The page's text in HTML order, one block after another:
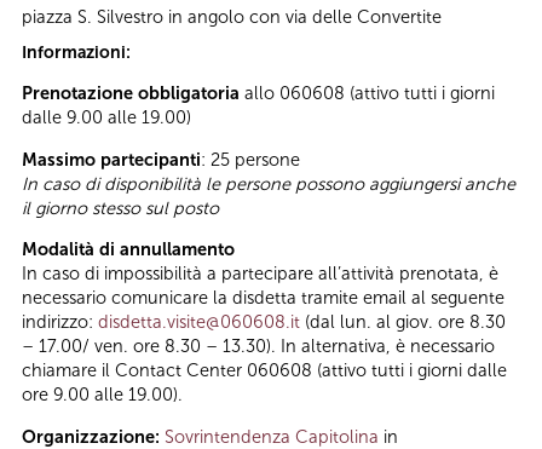
piazza S. Silvestro in angolo con via delle Convertite
Informazioni:
Prenotazione obbligatoria allo 060608 (attivo tutti i giorni
dalle 9.00 alle 19.00)
Massimo partecipanti: 25 persone
In caso di disponibilità le persone possono aggiungersi anche
il giorno stesso sul posto
Modalità di annullamento
In caso di impossibilità a partecipare all’attività prenotata, è
necessario comunicare la disdetta tramite email al seguente
indirizzo: disdetta.visite@060608.it (dal lun. al giov. ore 8.30
– 17.00/ ven. ore 8.30 – 13.30). In alternativa, è necessario
chiamare il Contact Center 060608 (attivo tutti i giorni dalle
ore 9.00 alle 19.00).
Organizzazione: Sovrintendenza Capitolina in